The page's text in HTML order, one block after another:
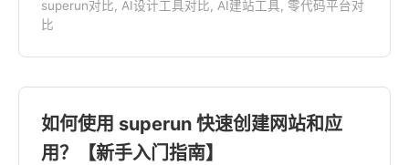
superun对比, AI设计工具对比, AI建站工具, 零代码平台对
比
如何使用 superun 快速创建网站和应
用？【新手入门指南】